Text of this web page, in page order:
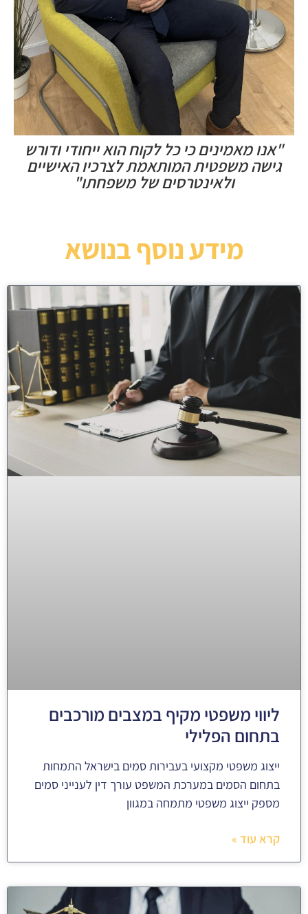
"אנו מאמינים כי כל לקוח הוא ייחודי ודורש
גישה משפטית המותאמת לצרכיו האישיים
ולאינטרסים של משפחתו"
מידע נוסף בנושא
ליווי משפטי מקיף במצבים מורכבים
בתחום הפלילי
ייצוג משפטי מקצועי בעבירות סמים בישראל התמחות
בתחום הסמים במערכת המשפט עורך דין לענייני סמים
מספק ייצוג משפטי מתמחה במגוון
קרא עוד »